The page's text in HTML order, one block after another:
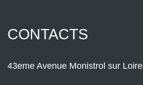
CONTACTS
43eme Avenue Monistrol sur Loire